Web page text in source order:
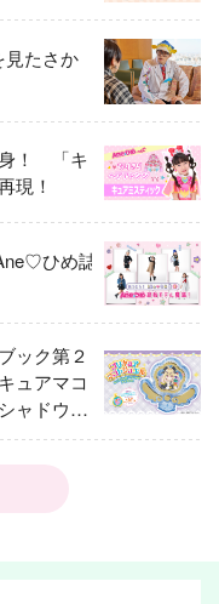
たさか
身！ 「キ
現！
ひめ誌
ック第２
ュアマコ
ャドウ
を大特